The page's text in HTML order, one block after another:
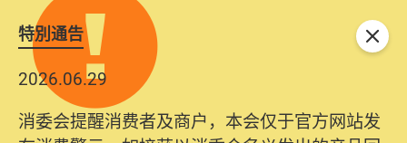
特別通告
2026.06.29
消委会提醒消费者及商户，本会仅于官方网站发
关闭